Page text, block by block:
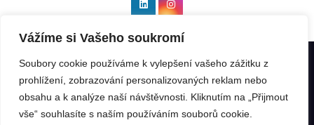
Vážíme si Vašeho soukromí
Soubory cookie používáme k vylepšení vašeho zážitku z
prohlížení, zobrazování personalizovaných reklam nebo
obsahu a k analýze naší návštěvnosti. Kliknutím na „Přijmout
vše“ souhlasíte s naším používáním souborů cookie.
Institut systémového rozvoje as ISR|Všechna práva vyhrazena: ©
2025 byKinabalu s.r.o..
ISR RatingISR GeoIndexISR ProgramFranšízant FranšízorPřednášky